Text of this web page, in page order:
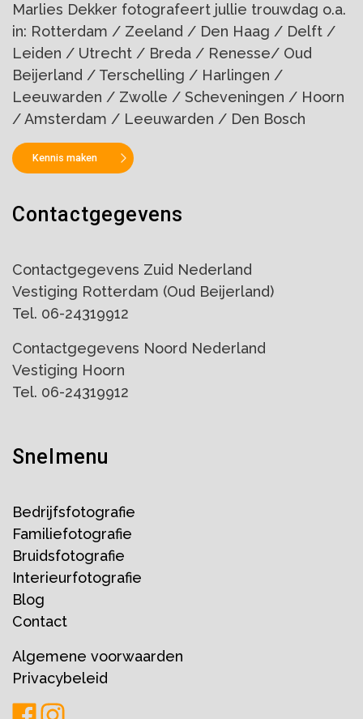
Marlies Dekker fotografeert jullie trouwdag o.a.
in: Rotterdam / Zeeland / Den Haag / Delft /
Leiden / Utrecht / Breda / Renesse/ Oud
Beijerland / Terschelling / Harlingen /
Leeuwarden / Zwolle / Scheveningen / Hoorn
/ Amsterdam / Leeuwarden / Den Bosch
Kennis maken
Contactgegevens
Contactgegevens Zuid Nederland
Vestiging Rotterdam (Oud Beijerland)
Tel. 06-24319912
Contactgegevens Noord Nederland
Vestiging Hoorn
Tel. 06-24319912
Snelmenu
Bedrijfsfotografie
Familiefotografie
Bruidsfotografie
Interieurfotografie
Blog
Contact
Algemene voorwaarden
Privacybeleid